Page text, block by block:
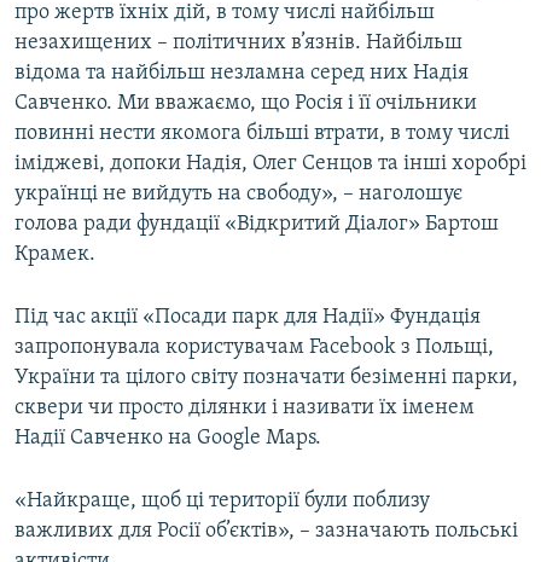
про жертв їхніх дій, в тому числі найбільш
незахищених – політичних в’язнів. Найбільш
відома та найбільш незламна серед них Надія
Савченко. Ми вважаємо, що Росія і її очільники
повинні нести якомога більші втрати, в тому числі
іміджеві, допоки Надія, Олег Сенцов та інші хоробрі
українці не вийдуть на свободу», – наголошує
голова ради фундації «Відкритий Діалог» Бартош
Крамек.
Під час акції «Посади парк для Надії» Фундація
запропонувала користувачам Facebook з Польщі,
України та цілого світу позначати безіменні парки,
сквери чи просто ділянки і називати їх іменем
Надії Савченко на Google Maps.
«Найкраще, щоб ці території були поблизу
важливих для Росії об’єктів», – зазначають польські